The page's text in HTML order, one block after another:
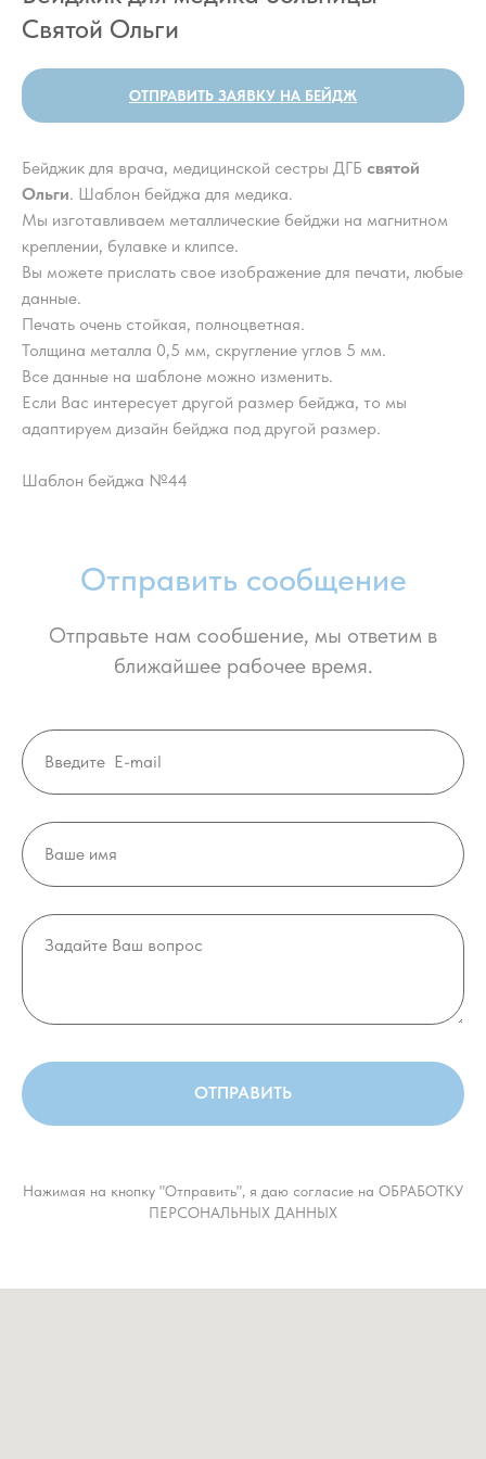
Святой Ольги
ОТПРАВИТЬ ЗАЯВКУ НА БЕЙДЖ
Бейджик для врача, медицинской сестры ДГБ святой
Ольги. Шаблон бейджа для медика.
Мы изготавливаем металлические бейджи на магнитном
креплении, булавке и клипсе.
Вы можете прислать свое изображение для печати, любые
данные.
Печать очень стойкая, полноцветная.
Толщина металла 0,5 мм, скругление углов 5 мм.
Все данные на шаблоне можно изменить.
Если Вас интересует другой размер бейджа, то мы
адаптируем дизайн бейджа под другой размер.
Шаблон бейджа №44
Отправить сообщение
Отправьте нам сообшение, мы ответим в
ближайшее рабочее время.
ОТПРАВИТЬ
Нажимая на кнопку "Отправить", я даю согласие на ОБРАБОТКУ
ПЕРСОНАЛЬНЫХ ДАННЫХ